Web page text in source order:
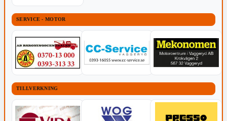
SERVICE - MOTOR
TILLVERKNING